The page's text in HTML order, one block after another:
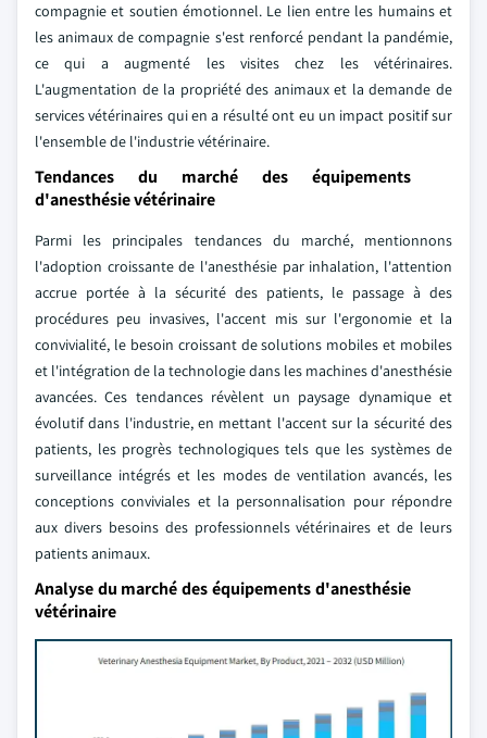
compagnie et soutien émotionnel. Le lien entre les humains et
les animaux de compagnie s'est renforcé pendant la pandémie,
ce qui a augmenté les visites chez les vétérinaires.
L'augmentation de la propriété des animaux et la demande de
services vétérinaires qui en a résulté ont eu un impact positif sur
l'ensemble de l'industrie vétérinaire.
Tendances du marché des équipements
d'anesthésie vétérinaire
Parmi les principales tendances du marché, mentionnons
l'adoption croissante de l'anesthésie par inhalation, l'attention
accrue portée à la sécurité des patients, le passage à des
procédures peu invasives, l'accent mis sur l'ergonomie et la
convivialité, le besoin croissant de solutions mobiles et mobiles
et l'intégration de la technologie dans les machines d'anesthésie
avancées. Ces tendances révèlent un paysage dynamique et
évolutif dans l'industrie, en mettant l'accent sur la sécurité des
patients, les progrès technologiques tels que les systèmes de
surveillance intégrés et les modes de ventilation avancés, les
conceptions conviviales et la personnalisation pour répondre
aux divers besoins des professionnels vétérinaires et de leurs
patients animaux.
Analyse du marché des équipements d'anesthésie
vétérinaire